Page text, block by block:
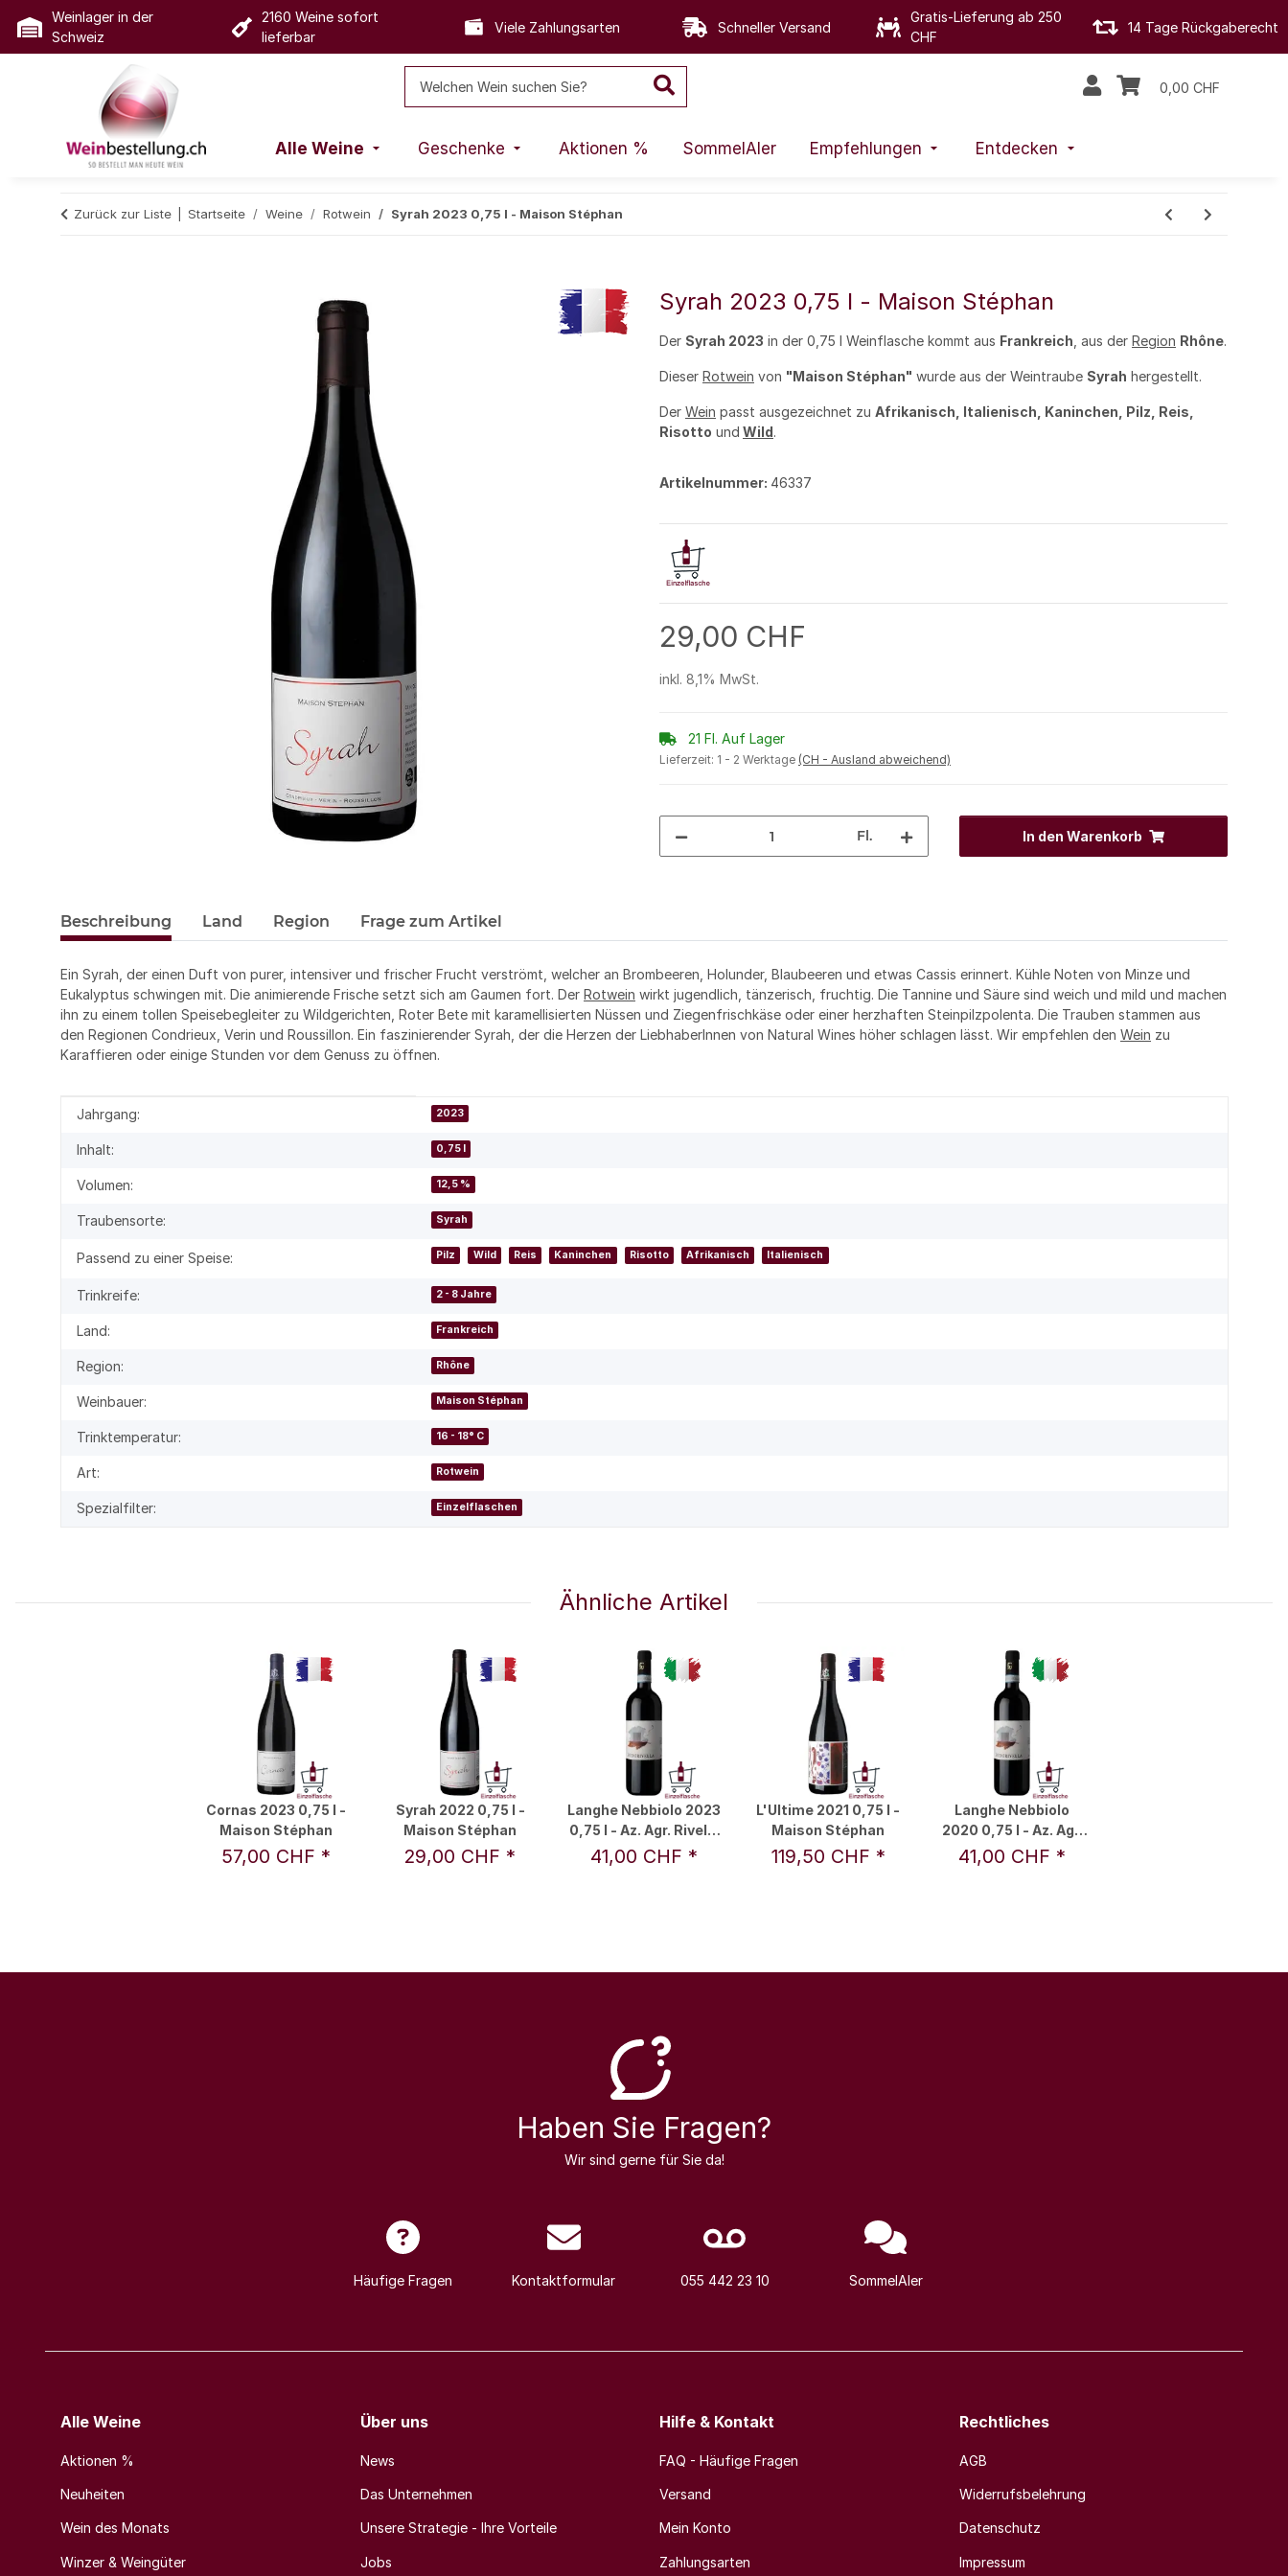
Weinlager in der
Schweiz
2160 Weine sofort
lieferbar
Viele Zahlungsarten Schneller Versand
Gratis-Lieferung ab 250
CHF
14 Tage Rückgaberecht
0,00 CHF
Alle Weine Geschenke Aktionen % SommelAIer Empfehlungen Entdecken
Zurück zur Liste Startseite Weine Rotwein Syrah 2023 0,75 l - Maison Stéphan
Syrah 2023 0,75 l - Maison Stéphan
Der Syrah 2023 in der 0,75 l Weinflasche kommt aus Frankreich , aus der Region Rhône.
Dieser Rotwein von "Maison Stéphan" wurde aus der Weintraube Syrah hergestellt.
Der Wein passt ausgezeichnet zu Afrikanisch, Italienisch, Kaninchen, Pilz, Reis,
Risotto und Wild.
Artikelnummer: 46337
29,00 CHF
inkl. 8,1% MwSt.
21 Fl. Auf Lager
Lieferzeit: 1 - 2 Werktage (CH - Ausland abweichend)
Fl. In den Warenkorb
Beschreibung Land Region Frage zum Artikel
Ein Syrah, der einen Duft von purer, intensiver und frischer Frucht verströmt, welcher an Brombeeren, Holunder, Blaubeeren und etwas Cassis erinnert. Kühle Noten von Minze und
Eukalyptus schwingen mit. Die animierende Frische setzt sich am Gaumen fort. Der Rotwein wirkt jugendlich, tänzerisch, fruchtig. Die Tannine und Säure sind weich und mild und machen
ihn zu einem tollen Speisebegleiter zu Wildgerichten, Roter Bete mit karamellisierten Nüssen und Ziegenfrischkäse oder einer herzhaften Steinpilzpolenta. Die Trauben stammen aus
den Regionen Condrieux, Verin und Roussillon. Ein faszinierender Syrah, der die Herzen der LiebhaberInnen von Natural Wines höher schlagen lässt. Wir empfehlen den Wein zu
Karaffieren oder einige Stunden vor dem Genuss zu öffnen.
Produkteigenschaft
Wert
Jahrgang: 2023
Inhalt: 0,75 l
Volumen: 12,5 %
Traubensorte: Syrah
Passend zu einer Speise: Pilz Wild Reis Kaninchen Risotto Afrikanisch Italienisch
Trinkreife: 2 - 8 Jahre
Land: Frankreich
Region: Rhône
Weinbauer: Maison Stéphan
Trinktemperatur: 16 - 18° C
Art: Rotwein
Spezialfilter: Einzelflaschen
Ähnliche Artikel
Cornas 2023 0,75 l -
Maison Stéphan
57,00 CHF *
Syrah 2022 0,75 l -
Maison Stéphan
29,00 CHF *
Langhe Nebbiolo 2023
0,75 l - Az. Agr. Rivella
Silvia
41,00 CHF *
L'Ultime 2021 0,75 l -
Maison Stéphan
119,50 CHF *
Langhe Nebbiolo
2020 0,75 l - Az. Agr.
Rivella Silvia
41,00 CHF *
Haben Sie Fragen?
Wir sind gerne für Sie da!
Häufige Fragen Kontaktformular 055 442 23 10 SommelAIer
Alle Weine
Aktionen %
Neuheiten
Wein des Monats
Winzer & Weingüter
Über uns
News
Das Unternehmen
Unsere Strategie - Ihre Vorteile
Jobs
Hilfe & Kontakt
FAQ - Häufige Fragen
Versand
Mein Konto
Zahlungsarten
Rechtliches
AGB
Widerrufsbelehrung
Datenschutz
Impressum